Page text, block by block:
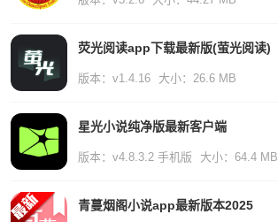
荧光阅读app下载最新版(萤光阅读)
版本：v1.4.16 大小：26.6 MB
星光小说纯净版最新客户端
版本：v4.8.3.2 手机版 大小：64.4 MB
青蔓烟阁小说app最新版本2025